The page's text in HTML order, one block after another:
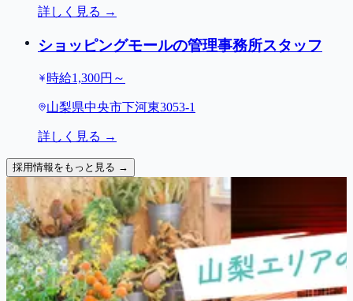
詳しく見る →
ショッピングモールの管理事務所スタッフ
時給1,300円～
山梨県中央市下河東3053-1
詳しく見る →
採用情報をもっと見る →